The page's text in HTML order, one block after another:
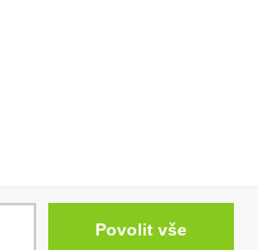
Povolit vše